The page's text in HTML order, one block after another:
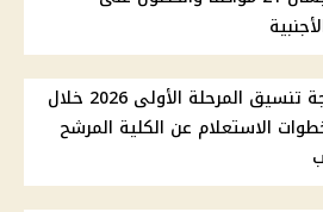
إعلان نتيجة تنسيق المرحلة الأولى 2026 خلال
الاستعلام عن الكلية المرشح